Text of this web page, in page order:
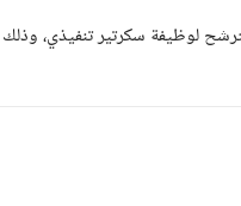
لوظيفة سكرتير تنفيذي،